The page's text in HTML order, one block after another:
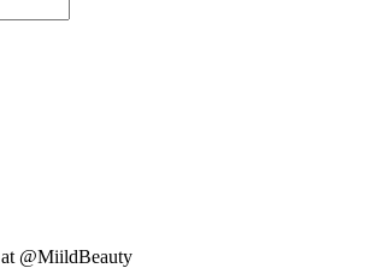
at @MiildBeauty